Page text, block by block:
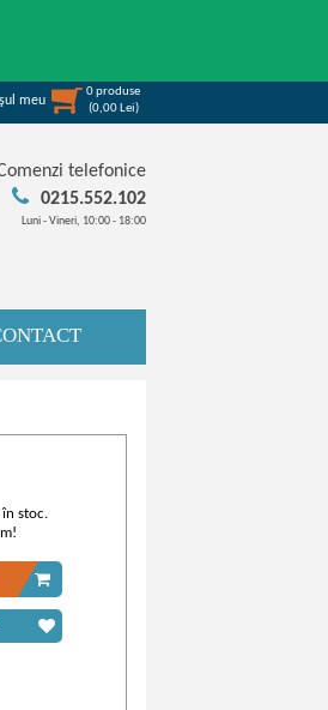
meu
0produse
(0,00 Lei)
telefonice
0215.552.102
Luni - Vineri, 10:00 - 18:00
stoc.